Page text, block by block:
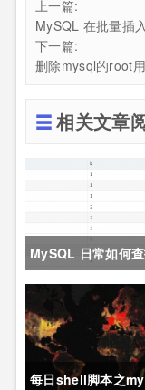
上一篇:
MySQL 在批量插
下一篇:
删除mysql的root
相关文章
MySQL 日常如何
除重复行
每日shell脚本之